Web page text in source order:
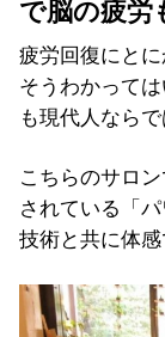
で脳の疲労
疲労回復にとに
そうわかって
も現代人なら
こちらのサロ
されている「
技術と共に体感